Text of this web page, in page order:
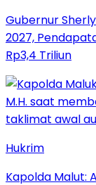
Gubernur
2027,
Rp3,4 Triliun
Hukrim
Kapolda Malut: